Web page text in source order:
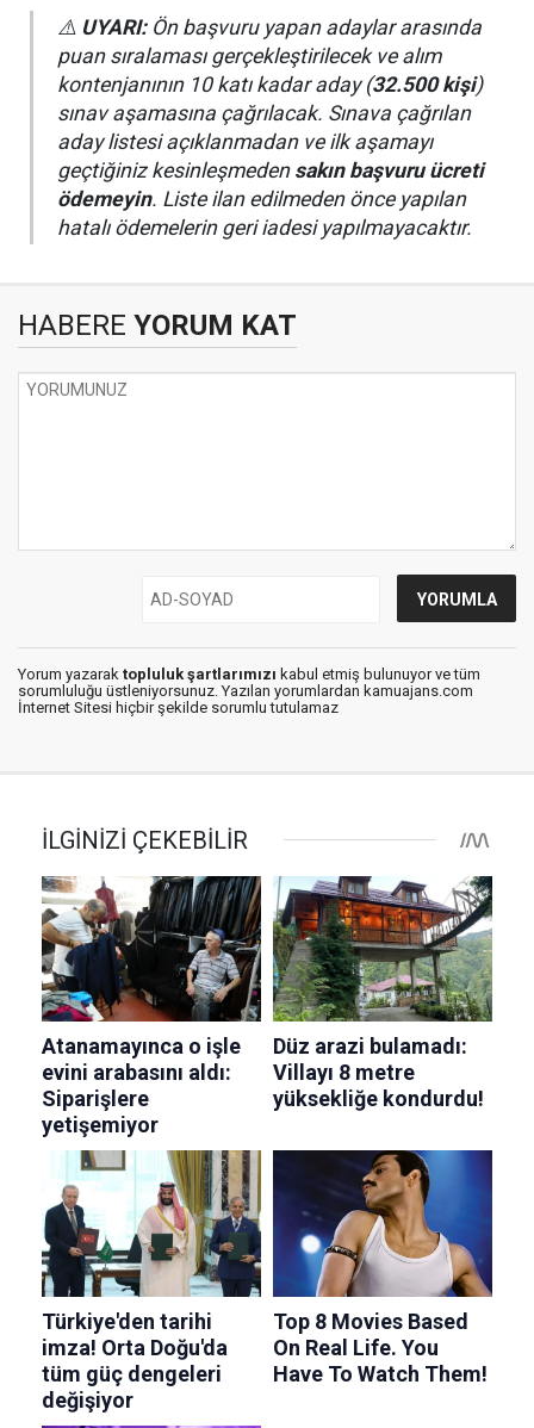
⚠️ UYARI:Ön başvuru yapan adaylar arasında
puan sıralaması gerçekleştirilecek ve alım
kontenjanının 10 katı kadar aday (32.500 kişi)
sınav aşamasına çağrılacak. Sınava çağrılan
aday listesi açıklanmadan ve ilk aşamayı
geçtiğiniz kesinleşmeden sakın başvuru ücreti
ödemeyin. Liste ilan edilmeden önce yapılan
hatalı ödemelerin geri iadesi yapılmayacaktır.
HABERE YORUM KAT
Yorum yazarak topluluk şartlarımızı kabul etmiş bulunuyor ve tüm
sorumluluğu üstleniyorsunuz. Yazılan yorumlardan kamuajans.com
İnternet Sitesi hiçbir şekilde sorumlu tutulamaz